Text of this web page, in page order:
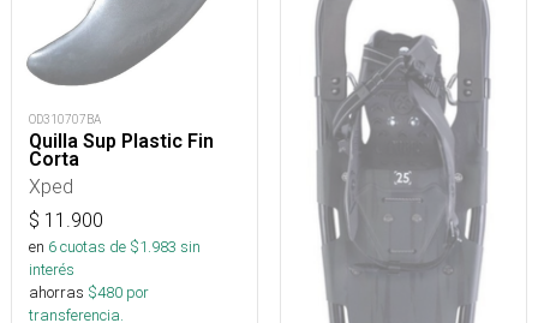
OD310707BA
Quilla Sup Plastic Fin
Corta
Xped
$ 11.900
en 6cuotas de $1.983 sin
interés
ahorras $480 por
transferencia.